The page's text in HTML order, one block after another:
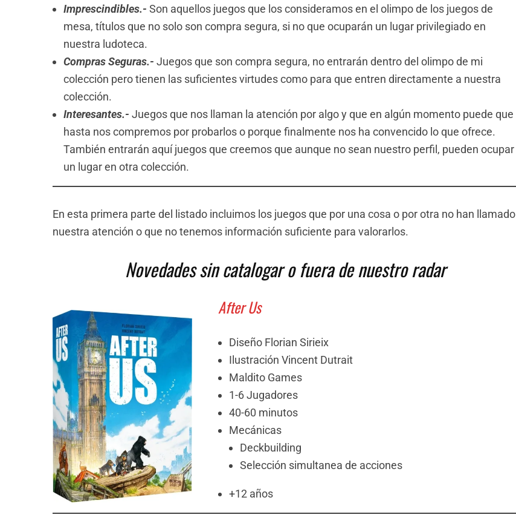
Imprescindibles.- Son aquellos juegos que los consideramos en el olimpo de los juegos de
mesa, títulos que no solo son compra segura, si no que ocuparán un lugar privilegiado en
nuestra ludoteca.
Compras Seguras.- Juegos que son compra segura, no entrarán dentro del olimpo de mi
colección pero tienen las suficientes virtudes como para que entren directamente a nuestra
colección.
Interesantes.- Juegos que nos llaman la atención por algo y que en algún momento puede que
hasta nos compremos por probarlos o porque finalmente nos ha convencido lo que ofrece.
También entrarán aquí juegos que creemos que aunque no sean nuestro perfil, pueden ocupar
un lugar en otra colección.
En esta primera parte del listado incluimos los juegos que por una cosa o por otra no han llamado
nuestra atención o que no tenemos información suficiente para valorarlos.
Novedades sin catalogar o fuera de nuestro radar
After Us
Diseño Florian Sirieix
Ilustración Vincent Dutrait
Maldito Games
1-6 Jugadores
40-60 minutos
Mecánicas
Deckbuilding
Selección simultanea de acciones
+12 años